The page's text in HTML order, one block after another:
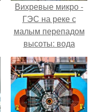
Вихревые микро -
ГЭС на реке с
малым перепадом
высоты: вода
закручивается в
бетонной камере и
вращает
вертикальную
турбину.